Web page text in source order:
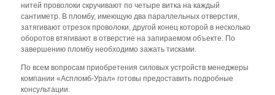
нитей проволоки скручивают по четыре витка на каждый
сантиметр. В пломбу, имеющую два параллельных отверстия,
затягивают отрезок проволоки, другой конец которой в несколько
оборотов втягивают в отверстие на запираемом объекте. По
завершению пломбу необходимо зажать тисками.
По всем вопросам приобретения силовых устройств менеджеры
компании «Аспломб-Урал» готовы предоставить подробные
консультации.